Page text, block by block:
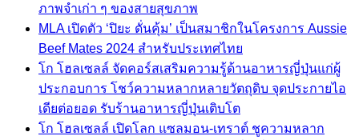
ภาพจำเก่า ๆ ของสายสุขภาพ
MLA เปิดตัว ‘ปิยะ ดั่นคุ้ม’ เป็นสมาชิกในโครงการ Aussie
Beef Mates 2024 สำหรับประเทศไทย
โก โฮลเซลล์ จัดคอร์สเสริมความรู้ด้านอาหารญี่ปุ่นแก่ผู้
ประกอบการ โชว์ความหลากหลายวัตถุดิบ จุดประกายไอ
เดียต่อยอด รับร้านอาหารญี่ปุ่นเติบโต
โก โฮลเซลล์ เปิดโลก แซลมอน-เทราต์ ชูความหลาก